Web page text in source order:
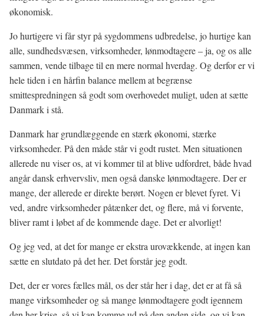
økonomisk.
Jo hurtigere vi får styr på sygdommens udbredelse, jo hurtige kan
alle, sundhedsvæsen, virksomheder, lønmodtagere – ja, og os alle
sammen, vende tilbage til en mere normal hverdag. Og derfor er vi
hele tiden i en hårfin balance mellem at begrænse
smittespredningen så godt som overhovedet muligt, uden at sætte
Danmark i stå.
Danmark har grundlæggende en stærk økonomi, stærke
virksomheder. På den måde står vi godt rustet. Men situationen
allerede nu viser os, at vi kommer til at blive udfordret, både hvad
angår dansk erhvervsliv, men også danske lønmodtagere. Der er
mange, der allerede er direkte berørt. Nogen er blevet fyret. Vi
ved, andre virksomheder påtænker det, og flere, må vi forvente,
bliver ramt i løbet af de kommende dage. Det er alvorligt!
Og jeg ved, at det for mange er ekstra urovækkende, at ingen kan
sætte en slutdato på det her. Det forstår jeg godt.
Det, der er vores fælles mål, os der står her i dag, det er at få så
mange virksomheder og så mange lønmodtagere godt igennem